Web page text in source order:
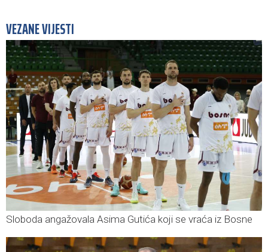
VEZANE VIJESTI
Sloboda angažovala Asima Gutića koji se vraća iz Bosne